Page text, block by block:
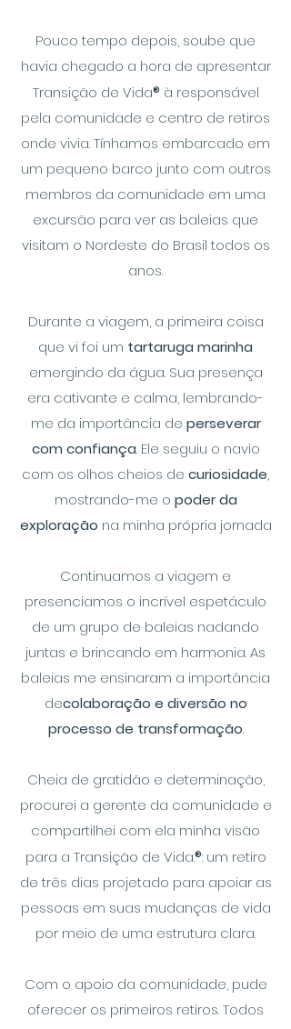
Pouco tempo depois, soube que
havia chegado a hora de apresentar
Transição de Vida® à responsável
pela comunidade e centro de retiros
onde vivia. Tínhamos embarcado em
um pequeno barco junto com outros
membros da comunidade em uma
excursão para ver as baleias que
visitam o Nordeste do Brasil todos os
anos.
Durante a viagem, a primeira coisa
que vi foi um tartaruga marinha
emergindo da água. Sua presença
era cativante e calma, lembrando-
me da importância de perseverar
com confiança. Ele seguiu o navio
com os olhos cheios de curiosidade,
mostrando-me o poder da
exploração na minha própria jornada
Continuamos a viagem e
presenciamos o incrível espetáculo
de um grupo de baleias nadando
juntas e brincando em harmonia. As
baleias me ensinaram a importância
decolaboração e diversão no
processo de transformação.
Cheia de gratidão e determinação,
procurei a gerente da comunidade e
compartilhei com ela minha visão
para a Transição de Vida.®: um retiro
de três dias projetado para apoiar as
pessoas em suas mudanças de vida
por meio de uma estrutura clara.
Com o apoio da comunidade, pude
oferecer os primeiros retiros. Todos